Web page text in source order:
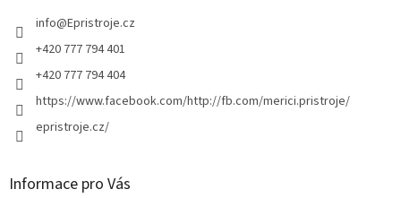
info@Epristroje.cz
+420 777 794 401
+420 777 794 404
https://www.facebook.com/http://fb.com/merici.pristroje/
epristroje.cz/
Informace pro Vás